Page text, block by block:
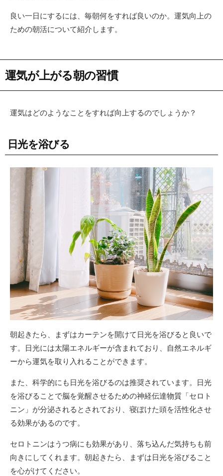
良い一日にするには、毎朝何をすれば良いのか。運気向上の
ための朝活について紹介します。
運気が上がる朝の習慣
運気はどのようなことをすれば向上するのでしょうか？
日光を浴びる
朝起きたら、まずはカーテンを開けて日光を浴びると良いで
す。日光には太陽エネルギーが含まれており、自然エネルギ
ーから運気を取り入れることができます。
また、科学的にも日光を浴びるのは推奨されています。日光
を浴びることで脳を覚醒させるための神経伝達物質「セロト
ニン」が分泌されるとされており、寝ぼけた頭を活性化させ
る効果があるのです。
セロトニンはうつ病にも効果があり、落ち込んだ気持ちも前
向きにしてくれます。朝起きたら、まずは日光を浴びること
を心がけてください。